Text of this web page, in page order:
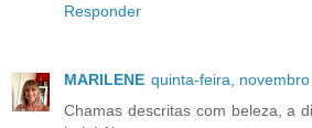
Responder
MARILENE quinta-feira,
Chamas descritas com beleza, a